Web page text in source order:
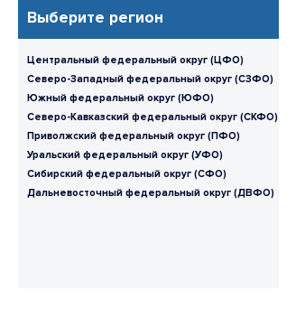
Выберите регион
Центральный федеральный округ (ЦФО)
Северо-Западный федеральный округ (СЗФО)
Южный федеральный округ (ЮФО)
Северо-Кавказский федеральный округ (СКФО)
Приволжский федеральный округ (ПФО)
Уральский федеральный округ (УФО)
Сибирский федеральный округ (СФО)
Дальневосточный федеральный округ (ДВФО)